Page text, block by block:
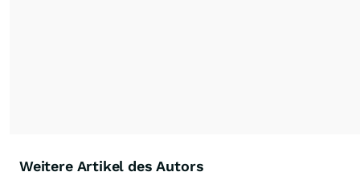
Weitere Artikel des Autors